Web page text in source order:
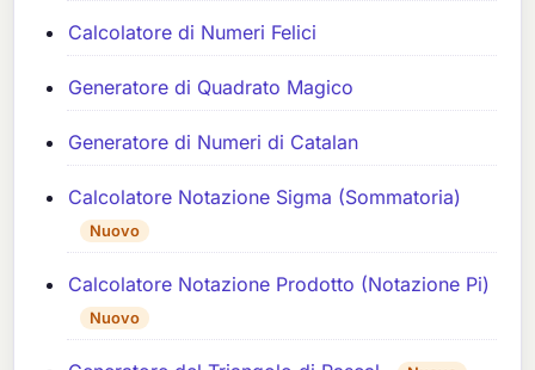
Calcolatore di Numeri Felici
Generatore di Quadrato Magico
Generatore di Numeri di Catalan
Calcolatore Notazione Sigma (Sommatoria)
Nuovo
Calcolatore Notazione Prodotto (Notazione Pi)
Nuovo